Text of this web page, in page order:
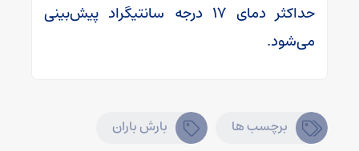
حداکثر دمای ۱۷ درجه سانتیگراد پیش‌بینی
می‌شود.
برچسب ها بارش باران